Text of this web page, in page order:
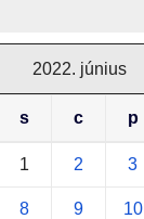
2022. június
s c p
1 2 3
8 9 10